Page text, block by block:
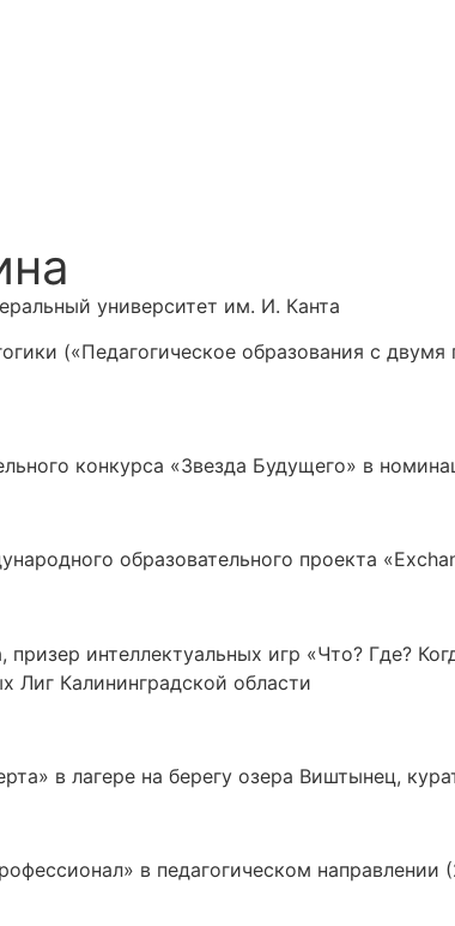
университет им. И. Канта
(«Педагогическое образования с
конкурса «Звезда Будущего» в
образовательного проекта
призер интеллектуальных игр «Что? Где?
Лиг Калининградской области
в лагере на берегу озера Виштынец,
в педагогическом направлении